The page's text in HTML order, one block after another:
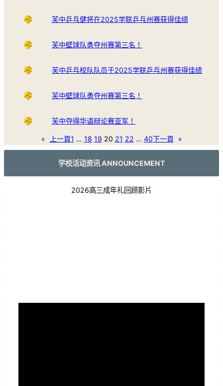
芙中乒乓健将在2025学联乒乓州赛获得佳绩
芙中壁球队勇夺州赛第三名！
芙中乒乓校队队员于2025学联乒乓州赛获得佳绩
芙中壁球队勇夺州赛第三名！
芙中夺得华语辩论赛亚军！
« 上一頁1 … 18 19 20 21 22 … 40下一頁 »
学校活动资讯 ANNOUNCEMENT
2026高三成年礼回顾影片